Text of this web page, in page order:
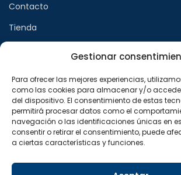
Gestionar
Para ofrecer las mejores experiencias,
como las cookies para almacenar y/o
del dispositivo. El consentimiento de estas
permitirá procesar datos como el
navegación o las identificaciones únicas en
consentir o retirar el consentimiento, puede
a ciertas características y funciones.
Contacto
Tienda
Aviso legal
Política de privacidad
Política de cookies
Síguenos en